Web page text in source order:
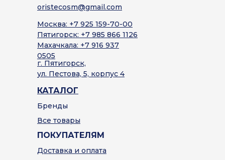
ПОКУПАТЕЛЯМ
Доставка и оплата
КАТАЛОГ
Бренды
Все товары
oristecosm@gmail.com
Москва: +7 925 159-70-00
Пятигорск: +7 985 866 1126
Махачкала: +7 916 937
0505
г. Пятигорск,
ул. Пестова, 5, корпус 4